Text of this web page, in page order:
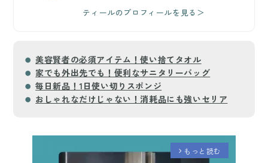
ティールのプロフィールを見る＞
美容賢者の必須アイテム！使い捨てタオル
家でも外出先でも！便利なサニタリーバッグ
毎日新品！1日使い切りスポンジ
おしゃれなだけじゃない！消耗品にも強いセリア
arrow_forward_ios もっと読む